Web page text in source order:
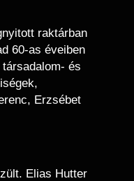
raktárban
60-as éveiben
és
Erzsébet
Elias Hutter